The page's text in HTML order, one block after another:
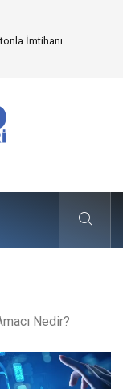
Mimarisindeki Yeri
Nedir?